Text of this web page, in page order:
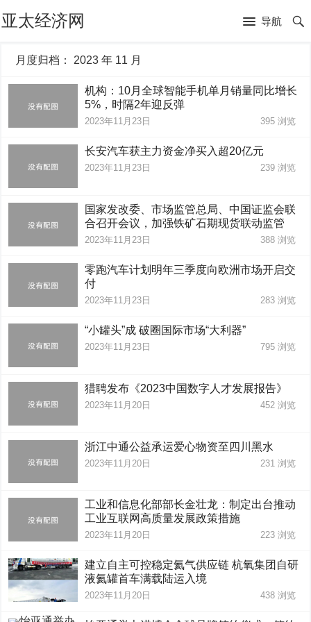
亚太经济网 导航
月度归档： 2023 年 11 月
机构：10月全球智能手机单月销量同比增长
5%，时隔2年迎反弹
2023年11月23日 395浏览
长安汽车获主力资金净买入超20亿元
2023年11月23日 239浏览
国家发改委、市场监管总局、中国证监会联
合召开会议，加强铁矿石期现货联动监管
2023年11月23日 388浏览
零跑汽车计划明年三季度向欧洲市场开启交
付
2023年11月23日 283浏览
“小罐头”成 破圈国际市场“大利器”
2023年11月23日 795浏览
猎聘发布《2023中国数字人才发展报告》
2023年11月20日 452浏览
浙江中通公益承运爱心物资至四川黑水
2023年11月20日 231 浏览
工业和信息化部部长金壮龙：制定出台推动
工业互联网高质量发展政策措施
2023年11月20日 223浏览
建立自主可控稳定氦气供应链 杭氧集团自研
液氦罐首车满载陆运入境
2023年11月20日 438浏览